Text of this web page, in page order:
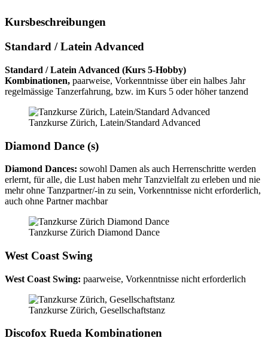
Kursbeschreibungen
Standard / Latein Advanced
Standard / Latein Advanced (Kurs 5-Hobby)
Kombinationen, paarweise, Vorkenntnisse über ein halbes Jahr
regelmässige Tanzerfahrung, bzw. im Kurs 5 oder höher tanzend
Tanzkurse Zürich, Latein/Standard Advanced
Diamond Dance (s)
Diamond Dances: sowohl Damen als auch Herrenschritte werden
erlernt, für alle, die Lust haben mehr Tanzvielfalt zu erleben und nie
mehr ohne Tanzpartner/-in zu sein, Vorkenntnisse nicht erforderlich,
auch ohne Partner machbar
Tanzkurse Zürich Diamond Dance
West Coast Swing
West Coast Swing: paarweise, Vorkenntnisse nicht erforderlich
Tanzkurse Zürich, Gesellschaftstanz
Discofox Rueda Kombinationen